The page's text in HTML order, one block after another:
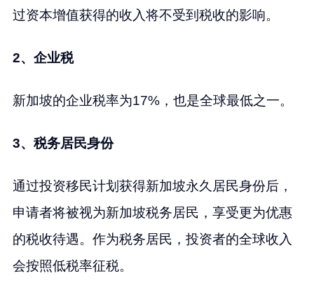
过资本增值获得的收入将不受到税收的影响。
2、企业税
新加坡的企业税率为17%，也是全球最低之一。
3、税务居民身份
通过投资移民计划获得新加坡永久居民身份后，
申请者将被视为新加坡税务居民，享受更为优惠
的税收待遇。作为税务居民，投资者的全球收入
会按照低税率征税。